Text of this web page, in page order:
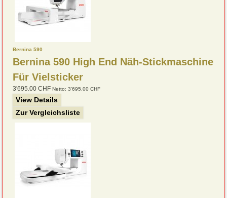
Bernina 590
Bernina 590 High End Näh-Stickmaschine
Für Vielsticker
3'695.00 CHF Netto: 3'695.00 CHF
View Details
Zur Vergleichsliste